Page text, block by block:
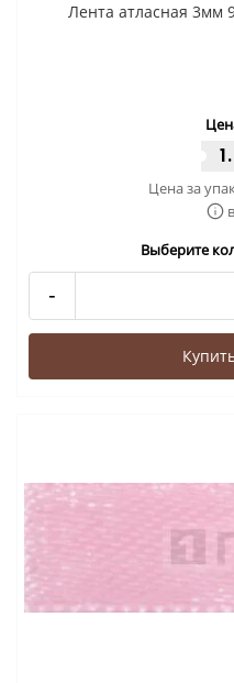
Лента атласная 3мм
Цена за
Выберите
-